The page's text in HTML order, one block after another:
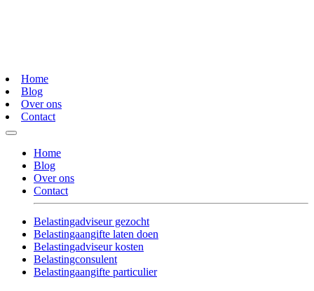
Home
Blog
Over ons
Contact
Home
Blog
Over ons
Contact
Belastingadviseur gezocht
Belastingaangifte laten doen
Belastingadviseur kosten
Belastingconsulent
Belastingaangifte particulier